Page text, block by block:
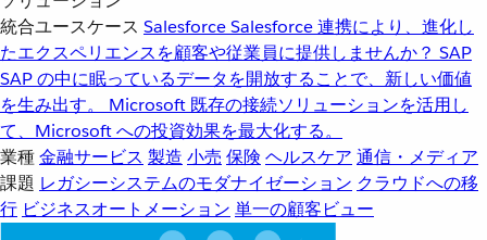
統合ユースケース SalesforceSalesforce 連携により、進化し
たエクスペリエンスを顧客や従業員に提供しませんか？ SAP
SAP の中に眠っているデータを開放することで、新しい価値
を生み出す。
Microsoft 既存の接続ソリューションを活用し
て、Microsoft への投資効果を最大化する。
業種金融サービス 製造 小売 保険 ヘルスケア 通信・メディア
課題 レガシーシステムのモダナイゼーション クラウドへの移
行 ビジネスオートメーション 単一の顧客ビュー